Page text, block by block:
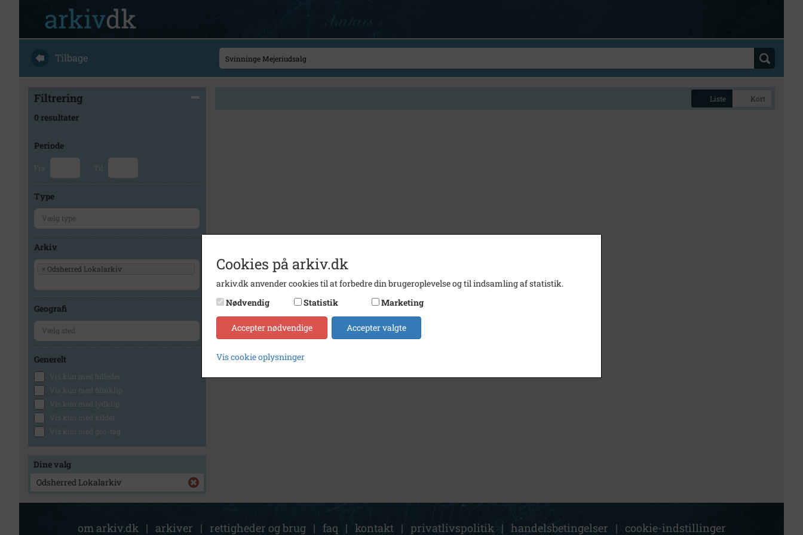
Tilbage
Filtrering
0 resultater
Periode
Fra Til
Type
Arkiv
× Odsherred Lokalarkiv
Geografi
Generelt
Vis kun med billeder
Vis kun med filmklip
Vis kun med lydklip
Vis kun med kilder
Vis kun med geo-tag
Dine valg
Odsherred Lokalarkiv
Liste Kort
om arkiv.dk | arkiver | rettigheder og brug | faq | kontakt | privatlivspolitik | handelsbetingelser | cookie-indstillinger
Cookies på arkiv.dk
arkiv.dk anvender cookies til at forbedre din brugeroplevelse og til indsamling af statistik.
Nødvendig
Statistik Marketing
Accepter nødvendige Accepter valgte
Vis cookie oplysninger